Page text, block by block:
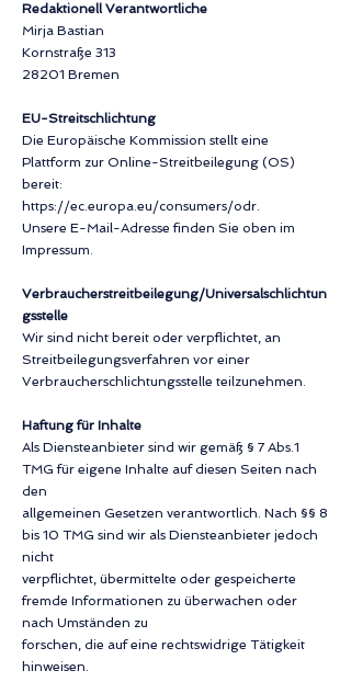
Redaktionell Verantwortliche
Mirja Bastian
Kornstraße 313
28201 Bremen
EU-Streitschlichtung
Die Europäische Kommission stellt eine
Plattform zur Online-Streitbeilegung (OS)
bereit:
https://ec.europa.eu/consumers/odr.
Unsere E-Mail-Adresse finden Sie oben im
Impressum.
Verbraucherstreitbeilegung/Universalschlichtun
gsstelle
Wir sind nicht bereit oder verpflichtet, an
Streitbeilegungsverfahren vor einer
Verbraucherschlichtungsstelle teilzunehmen.
Haftung für Inhalte
Als Diensteanbieter sind wir gemäß § 7 Abs.1
TMG für eigene Inhalte auf diesen Seiten nach
den
allgemeinen Gesetzen verantwortlich. Nach §§ 8
bis 10 TMG sind wir als Diensteanbieter jedoch
nicht
verpflichtet, übermittelte oder gespeicherte
fremde Informationen zu überwachen oder
nach Umständen zu
forschen, die auf eine rechtswidrige Tätigkeit
hinweisen.